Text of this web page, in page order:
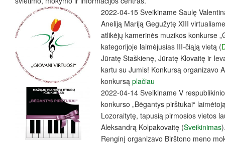
2022-04-15 Sveikiname Saulę
Aneliją Mariją Gegužytę XIII
atlikėjų kamerinės muzikos konkurse
kategorijoje laimėjusias III-čiąją vietą (
Jūratę Staškienę, Jūratę Klovaitę ir
kartu su Jumis! Konkursą organizavo
konkursą plačiau
2022-04-14 Sveikiname V
konkurso „Bėgantys pirštukai“
Lozoraitytę, tapusią pirmosios vietos
Aleksandrą Kolpakovaitę (Sveikinimas
Renginį organizavo Birštono meno